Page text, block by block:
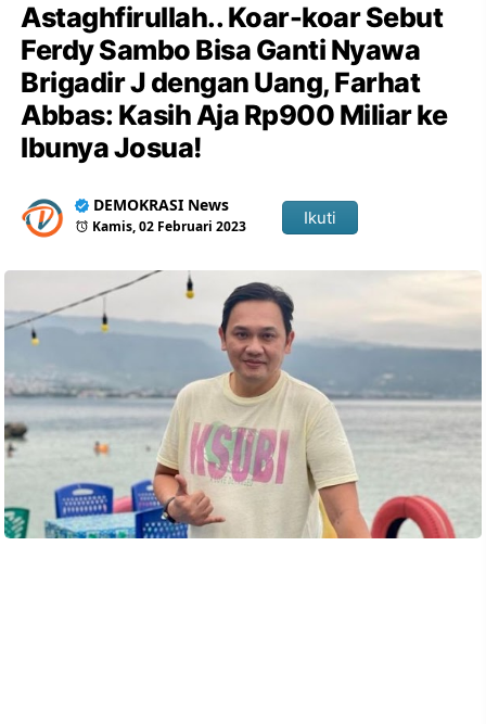
Astaghfirullah.. Koar-koar Sebut
Ferdy Sambo Bisa Ganti Nyawa
Brigadir J dengan Uang, Farhat
Abbas: Kasih Aja Rp900 Miliar ke
Ibunya Josua!
DEMOKRASI News
Kamis, 02 Februari 2023 Ikuti